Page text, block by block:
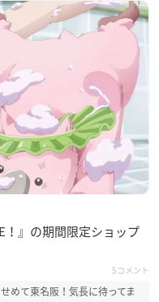
！』の期間限定ショップ
5コメント
めて東名阪！気長に待ってま